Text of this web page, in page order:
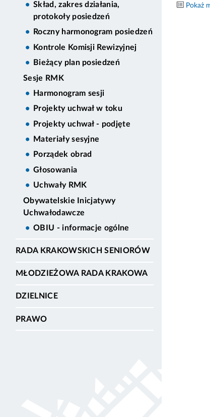
Skład, zakres działania,
protokoły posiedzeń
Roczny harmonogram posiedzeń
Kontrole Komisji Rewizyjnej
Bieżący plan posiedzeń
Sesje RMK
Harmonogram sesji
Projekty uchwał w toku
Projekty uchwał - podjęte
Materiały sesyjne
Porządek obrad
Głosowania
Uchwały RMK
Obywatelskie Inicjatywy
Uchwałodawcze
OBIU - informacje ogólne
RADA KRAKOWSKICH SENIORÓW
MŁODZIEŻOWA RADA KRAKOWA
DZIELNICE
PRAWO
Pokaż